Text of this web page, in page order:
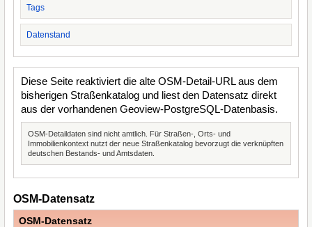
Tags
Datenstand
Diese Seite reaktiviert die alte OSM-Detail-URL aus dem
bisherigen Straßenkatalog und liest den Datensatz direkt
aus der vorhandenen Geoview-PostgreSQL-Datenbasis.
OSM-Detaildaten sind nicht amtlich. Für Straßen-, Orts- und
Immobilienkontext nutzt der neue Straßenkatalog bevorzugt die verknüpften
deutschen Bestands- und Amtsdaten.
OSM-Datensatz
OSM-Datensatz